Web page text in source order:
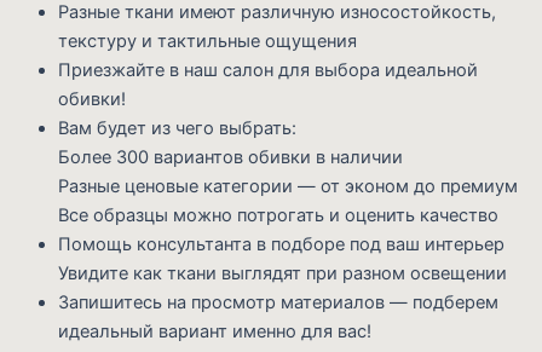
Разные ткани имеют различную износостойкость,
текстуру и тактильные ощущения
Приезжайте в наш салон для выбора идеальной
обивки!
Вам будет из чего выбрать:
Более 300 вариантов обивки в наличии
Разные ценовые категории — от эконом до премиум
Все образцы можно потрогать и оценить качество
Помощь консультанта в подборе под ваш интерьер
Увидите как ткани выглядят при разном освещении
Запишитесь на просмотр материалов — подберем
идеальный вариант именно для вас!